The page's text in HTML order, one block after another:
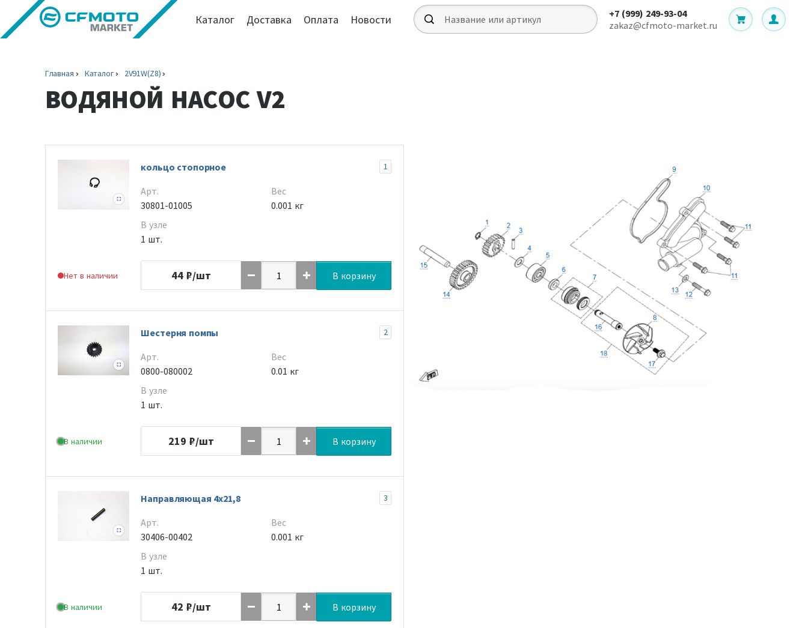
Каталог Доставка Оплата Новости
+7 (999) 249-93-04
zakaz@cfmoto-market.ru
Главная Каталог 2V91W(Z8)
ВОДЯНОЙ НАСОС V2
Нет в наличии
кольцо стопорное 1
Арт.
30801-01005
В узле
1 шт.
Вес
0.001 кг
44 ₽/шт В корзину
В наличии
Шестерня помпы 2
Арт.
0800-080002
В узле
1 шт.
Вес
0.01 кг
219 ₽/шт В корзину
В наличии
Направляющая 4х21,8 3
Арт.
30406-00402
В узле
1 шт.
Вес
0.001 кг
42 ₽/шт В корзину